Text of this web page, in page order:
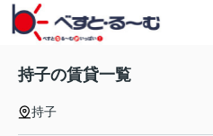
持子の賃貸一覧
持子